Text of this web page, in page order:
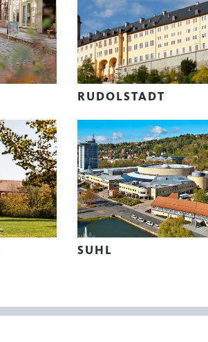
RUDOLSTADT
SUHL